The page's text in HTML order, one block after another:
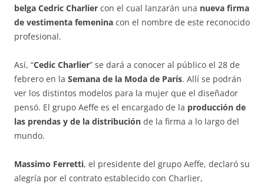
belga Cedric Charlier con el cual lanzarán una nueva firma
de vestimenta femenina con el nombre de este reconocido
profesional.
Así, “Cedic Charlier” se dará a conocer al público el 28 de
febrero en la Semana de la Moda de París. Allí se podrán
ver los distintos modelos para la mujer que el diseñador
pensó. El grupo Aeffe es el encargado de la producción de
las prendas y de la distribución de la firma a lo largo del
mundo.
Massimo Ferretti, el presidente del grupo Aeffe, declaró su
alegría por el contrato establecido con Charlier,